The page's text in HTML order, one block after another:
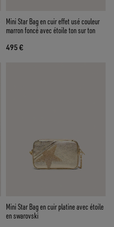
Mini Star Bag en cuir effet usé couleur
marron foncé avec étoile ton sur ton
495 €
Mini Star Bag en cuir platine avec étoile
en swarovski